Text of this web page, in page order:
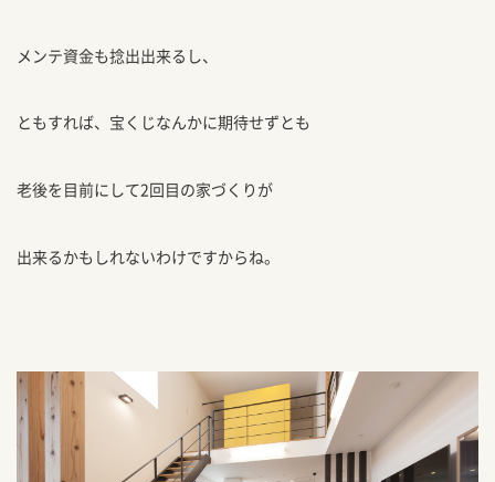
メンテ資金も捻出出来るし、
ともすれば、宝くじなんかに期待せずとも
老後を目前にして2回目の家づくりが
出来るかもしれないわけですからね。